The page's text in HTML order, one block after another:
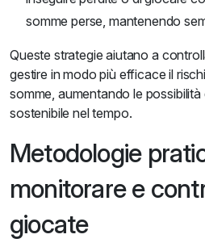
somme perse, mantenendo
Queste strategie aiutano a
gestire in modo più efficace il
somme, aumentando le
sostenibile nel tempo.
Metodologie
monitorare e
giocate